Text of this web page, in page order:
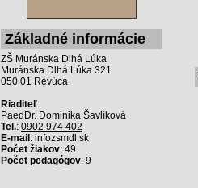
Základné informácie
ZŠ Muránska Dlhá Lúka
Muránska Dlhá Lúka 321
050 01 Revúca
Riaditeľ:
PaedDr. Dominika Šavlíková
Tel.: 0902 974 402
E-mail : infozsmdl.sk
Počet žiakov: 49
Počet pedagógov: 9